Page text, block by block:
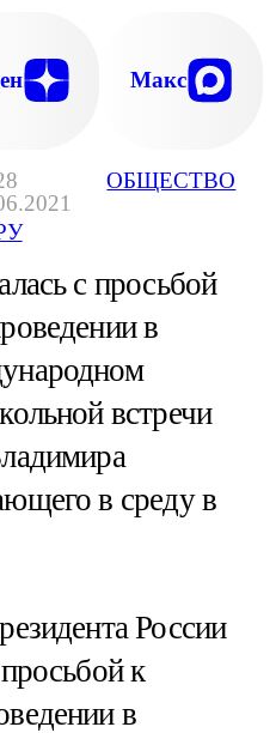
ОБЩЕСТВО
Макс
с просьбой
в
встречи
в среду в
России
к
в